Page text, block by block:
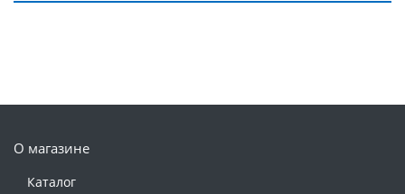
О магазине
Каталог